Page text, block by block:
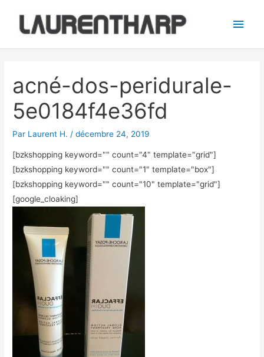
contenu
acné-dos-peridurale-
5e0184f4e36fd
Par Laurent H. /décembre 24, 2019
[bzkshopping keyword="" count="4" template="grid"]
[bzkshopping keyword="" count="1" template="box"]
[bzkshopping keyword="" count="10" template="grid"]
[google_cloaking]
articles